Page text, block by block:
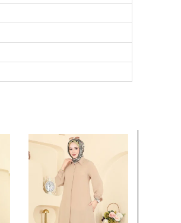
116
(CM)
94
94